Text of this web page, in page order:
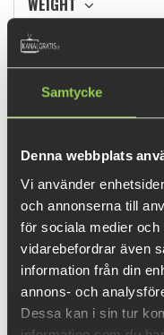
Samtycke
Denna webbplats
Vi använder
och annonserna till
för sociala medier
vidarebefordrar även
information från din
annons- och
Dessa kan i sin tur
TILLVERKARE
SORTERA EFTER
Berkley Zilla
19cm, 45g - Firetiger